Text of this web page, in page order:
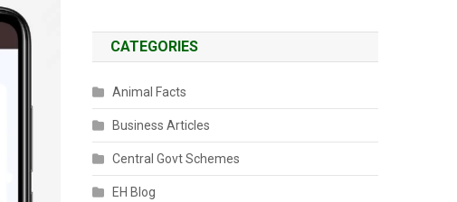
CATEGORIES
Animal Facts
Business Articles
Central Govt Schemes
EH Blog